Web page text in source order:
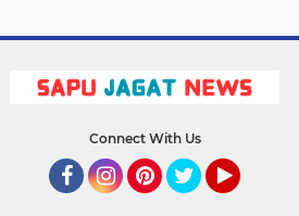
Connect With Us